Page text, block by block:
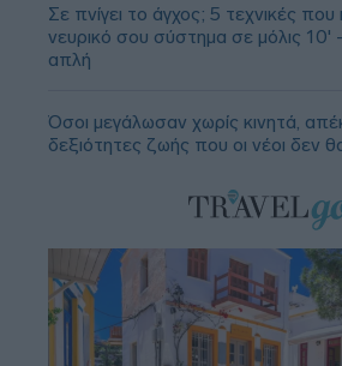
Σε πνίγει το άγχος; 5 τεχνικές
νευρικό σου σύστημα σε μόλις 10'
απλή
Όσοι μεγάλωσαν χωρίς κινητά,
δεξιότητες ζωής που οι νέοι δεν